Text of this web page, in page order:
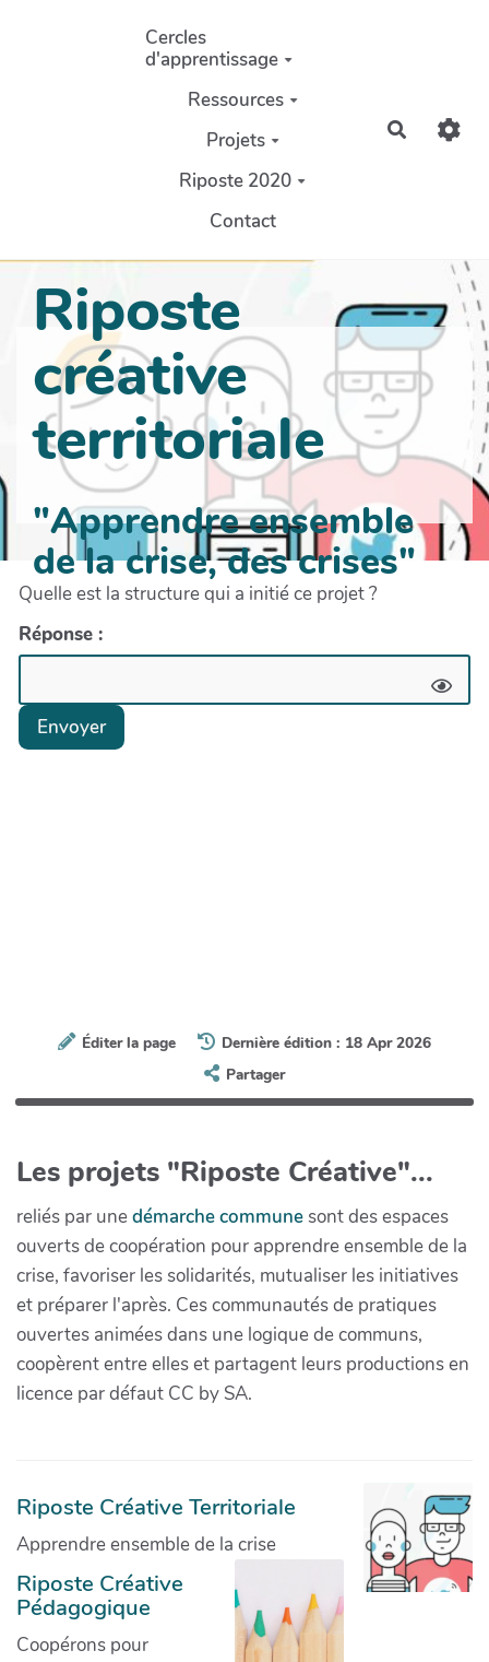
Aller au contenu principal
Cercles
d'apprentissage
Ressources
Projets
Riposte 2020
Contact
Riposte
créative
territoriale
"Apprendre ensemble
de la crise, des crises"
Quelle est la structure qui a initié ce projet ?
Réponse :
Envoyer
Éditer la page
Dernière édition : 18 Apr 2026
Partager
Les projets "Riposte Créative"...
reliés par unedémarche communesont des espaces
ouverts de coopération pour apprendre ensemble de la
crise, favoriser les solidarités, mutualiser les initiatives
et préparer l'après. Ces communautés de pratiques
ouvertes animées dans une logique de communs,
coopèrent entre elles et partagent leurs productions en
licence par défaut CC by SA.
Riposte Créative Territoriale
Apprendre ensemble de la crise
Riposte Créative
Pédagogique
Coopérons pour